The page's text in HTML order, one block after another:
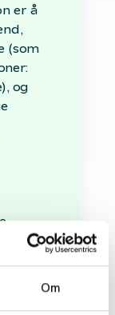
Om
er å
(som
og